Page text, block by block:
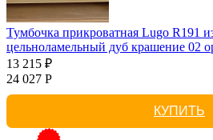
Тумбочка прикроватная Lugo R191
цельноламельный дуб крашение 02
13 215 ₽
24 027 Р
КУПИТЬ